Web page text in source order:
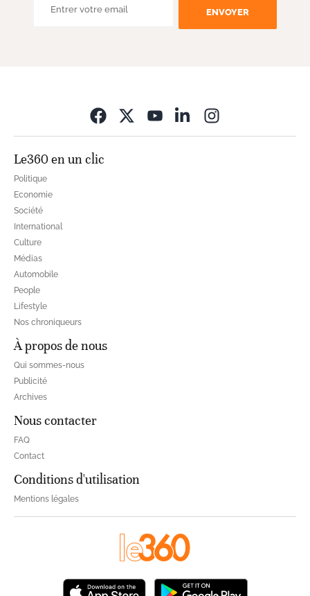
ENVOYER
Le360 en un clic
Politique
Economie
Société
International
Culture
Médias
Automobile
People
Lifestyle
Nos chroniqueurs
À propos de nous
Qui sommes-nous
Publicité
Archives
Nous contacter
FAQ
Contact
Conditions d'utilisation
Mentions légales